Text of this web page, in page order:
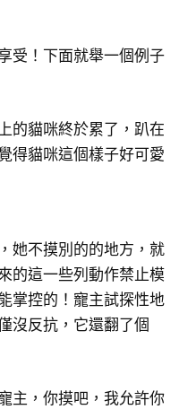
受！下面就舉一個例子
的貓咪終於累了，趴在
得貓咪這個樣子好可愛
她不摸別的的地方，就
的這一些列動作禁止模
掌控的！寵主試探性地
沒反抗，它還翻了個
主，你摸吧，我允許你